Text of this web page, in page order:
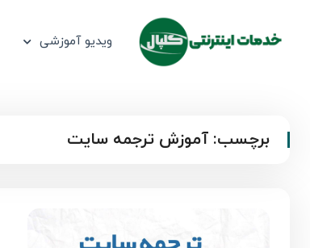
ویدیو آموزشی
برچسب: آموزش ترجمه سایت